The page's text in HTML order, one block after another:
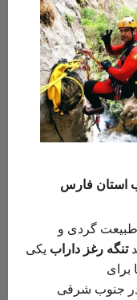
استان فارس
گردی و
تنگه رغز داراب یکی
برای
جنوب شرقی